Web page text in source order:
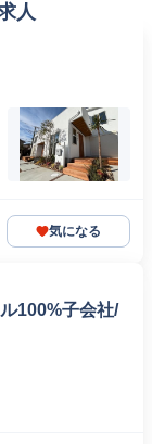
人
気になる
100%子会社/